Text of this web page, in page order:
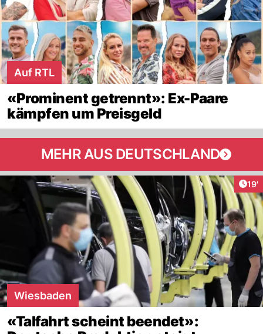
Auf RTL
«Prominent getrennt»: Ex-Paare
kämpfen um Preisgeld
MEHR AUS DEUTSCHLAND
19'
Wiesbaden
«Talfahrt scheint beendet»: